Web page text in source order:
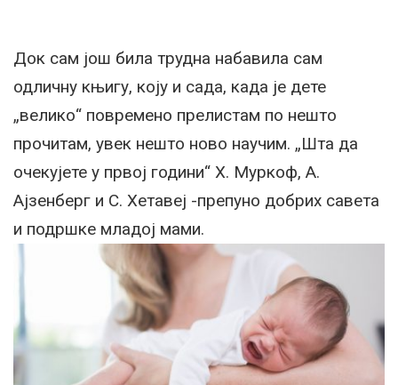
Док сам још била трудна набавила сам
одличну књигу, коју и сада, када је дете
„велико“ повремено прелистам по нешто
прочитам, увек нешто ново научим. „Шта да
очекујете у првој години“ Х. Муркоф, А.
Ајзенберг и С. Хетавеј -препуно добрих савета
и подршке младој мами.